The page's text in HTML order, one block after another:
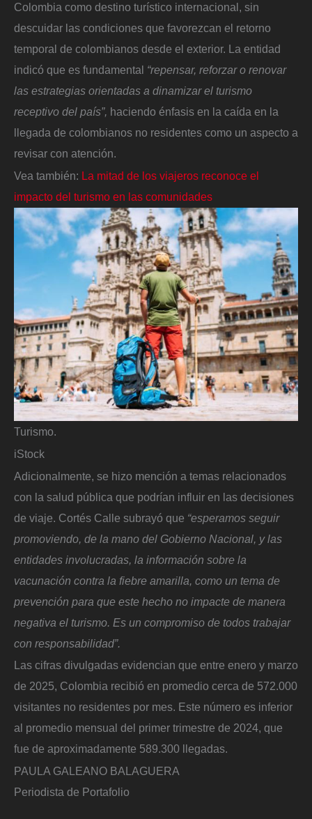
Colombia como destino turístico internacional, sin
descuidar las condiciones que favorezcan el retorno
temporal de colombianos desde el exterior. La entidad
indicó que es fundamental “repensar, reforzar o renovar
las estrategias orientadas a dinamizar el turismo
receptivo del país”, haciendo énfasis en la caída en la
llegada de colombianos no residentes como un aspecto a
revisar con atención.
Vea también: La mitad de los viajeros reconoce el
impacto del turismo en las comunidades
Turismo.
iStock
Adicionalmente, se hizo mención a temas relacionados
con la salud pública que podrían influir en las decisiones
de viaje. Cortés Calle subrayó que “esperamos seguir
promoviendo, de la mano del Gobierno Nacional, y las
entidades involucradas, la información sobre la
vacunación contra la fiebre amarilla, como un tema de
prevención para que este hecho no impacte de manera
negativa el turismo. Es un compromiso de todos trabajar
con responsabilidad”.
Las cifras divulgadas evidencian que entre enero y marzo
de 2025, Colombia recibió en promedio cerca de 572.000
visitantes no residentes por mes. Este número es inferior
al promedio mensual del primer trimestre de 2024, que
fue de aproximadamente 589.300 llegadas.
PAULA GALEANO BALAGUERA
Periodista de Portafolio